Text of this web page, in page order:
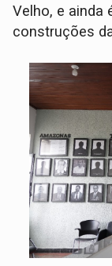
Velho, e ainda
construções